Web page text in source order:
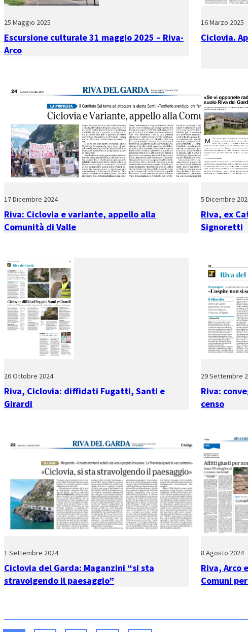
25 Maggio 2025
Escursione culturale 31 maggio 2025 – Riva-
Arco
16 Marzo 2025
Ciclovia.
17 Dicembre 2024
Riva: Ciclovia e variante, appello alla
Comunità di Valle
5 Dicembre
Riva, ex
Signoretti
26 Ottobre 2024
Riva, Ciclovia: diffidati Fugatti, Santi e
Girardi
29 Settembre
Riva:
censo
1 Settembre 2024
Ciclovia del Garda: Maganzini “si sta
stravolgendo il paesaggio”
8 Agosto 2024
Riva, Arco
Comuni